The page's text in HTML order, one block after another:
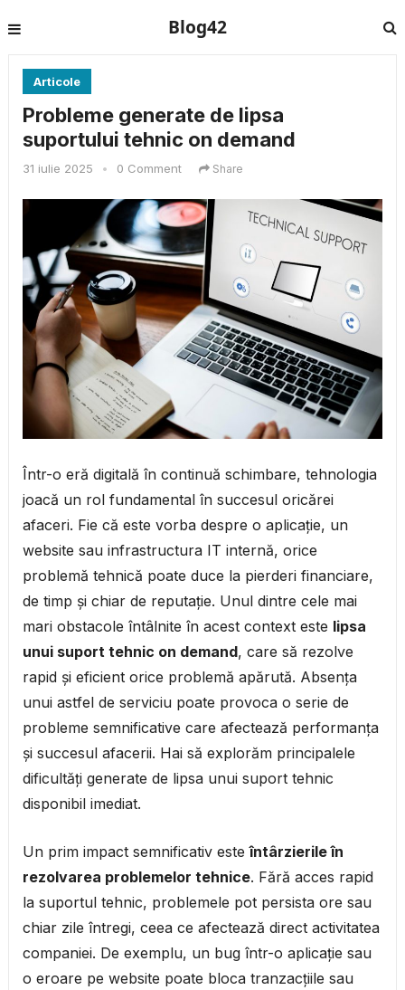
Blog42
Articole
Probleme generate de lipsa
suportului tehnic on demand
31 iulie 2025 • 0 Comment Share
Într-o eră digitală în continuă schimbare, tehnologia
joacă un rol fundamental în succesul oricărei
afaceri. Fie că este vorba despre o aplicație, un
website sau infrastructura IT internă, orice
problemă tehnică poate duce la pierderi financiare,
de timp și chiar de reputație. Unul dintre cele mai
mari obstacole întâlnite în acest context este lipsa
unui suport tehnic on demand, care să rezolve
rapid și eficient orice problemă apărută. Absența
unui astfel de serviciu poate provoca o serie de
probleme semnificative care afectează performanța
și succesul afacerii. Hai să explorăm principalele
dificultăți generate de lipsa unui suport tehnic
disponibil imediat.
Un prim impact semnificativ esteîntârzierile în
rezolvarea problemelor tehnice. Fără acces rapid
la suportul tehnic, problemele pot persista ore sau
chiar zile întregi, ceea ce afectează direct activitatea
companiei. De exemplu, un bug într-o aplicație sau
o eroare pe website poate bloca tranzacțiile sau